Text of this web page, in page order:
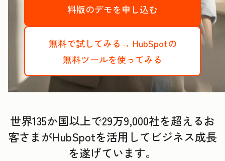
料版のデモを申し込む
無料で試してみる→ HubSpotの
無料ツールを使ってみる
世界135か国以上で29万9,000社を超えるお
客さまがHubSpotを活用してビジネス成長
を遂げています。